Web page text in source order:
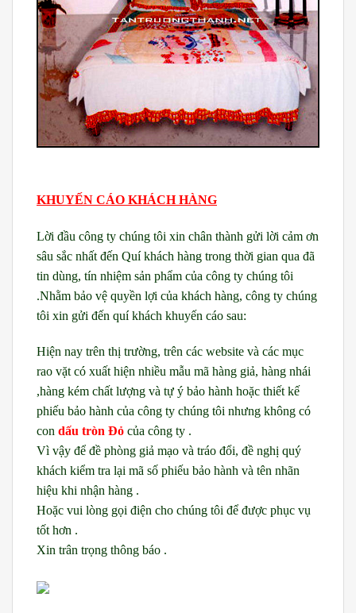
KHUYẾN CÁO KHÁCH HÀNG
Lời đầu công ty chúng tôi xin chân thành gửi lời cảm ơn
sâu sắc nhất đến Quí khách hàng trong thời gian qua đã
tin dùng, tín nhiệm sản phẩm của công ty chúng tôi
.Nhằm bảo vệ quyền lợi của khách hàng, công ty chúng
tôi xin gửi đến quí khách khuyến cáo sau:
Hiện nay trên thị trường, trên các website và các mục
rao vặt có xuất hiện nhiều mẫu mã hàng giả, hàng nhái
,hàng kém chất lượng và tự ý bảo hành hoặc thiết kế
phiếu bảo hành của công ty chúng tôi nhưng không có
con dấu tròn Đỏ của công ty .
Vì vậy để đề phòng giả mạo và tráo đổi, đề nghị quý
khách kiểm tra lại mã số phiếu bảo hành và tên nhãn
hiệu khi nhận hàng .
Hoặc vui lòng gọi điện cho chúng tôi để được phục vụ
tốt hơn .
Xin trân trọng thông báo .